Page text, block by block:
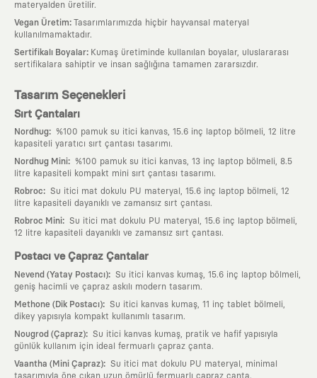
materyalden üretilir.
Vegan Üretim: Tasarımlarımızda hiçbir hayvansal materyal
kullanılmamaktadır.
Sertifikalı Boyalar: Kumaş üretiminde kullanılan boyalar, uluslararası
sertifikalara sahiptir ve insan sağlığına tamamen zararsızdır.
Tasarım Seçenekleri
Sırt Çantaları
Nordhug:
%100 pamuk su itici kanvas, 15.6 inç laptop bölmeli, 12 litre
kapasiteli yaratıcı sırt çantası tasarımı.
Nordhug Mini:
%100 pamuk su itici kanvas, 13 inç laptop bölmeli, 8.5
litre kapasiteli kompakt mini sırt çantası tasarımı.
Robroc: Su itici mat dokulu PU materyal, 15.6 inç laptop bölmeli, 12
litre kapasiteli dayanıklı ve zamansız sırt çantası.
Robroc Mini: Su itici mat dokulu PU materyal, 15.6 inç laptop bölmeli,
12 litre kapasiteli dayanıklı ve zamansız sırt çantası.
Postacı ve Çapraz Çantalar
Nevend (Yatay Postacı): Su itici kanvas kumaş, 15.6 inç laptop bölmeli,
geniş hacimli ve çapraz askılı modern tasarım.
Methone (Dik Postacı): Su itici kanvas kumaş, 11 inç tablet bölmeli,
dikey yapısıyla kompakt kullanımlı tasarım.
Nougrod (Çapraz): Su itici kanvas kumaş, pratik ve hafif yapısıyla
günlük kullanım için ideal fermuarlı çapraz çanta.
Vaantha (Mini Çapraz): Su itici mat dokulu PU materyal, minimal
tasarımıyla öne çıkan uzun ömürlü fermuarlı çapraz çanta.